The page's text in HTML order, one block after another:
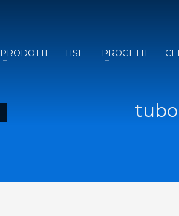
PRODOTTI HSE PROGETTI
tubo